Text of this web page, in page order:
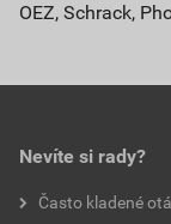
OEZ, Schrack,
Nevíte si rady?
Často kladené